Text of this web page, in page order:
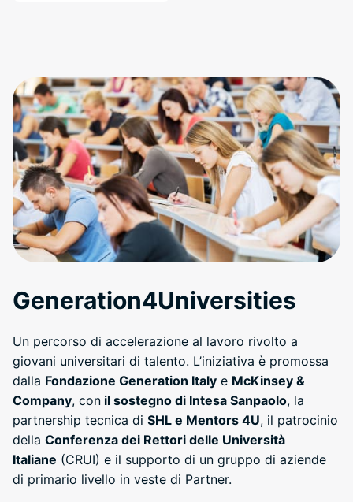
Generation4Universities
Un percorso di accelerazione al lavoro rivolto a
giovani universitari di talento. L’iniziativa è promossa
dalla Fondazione Generation Italy e McKinsey &
Company, con il sostegno di Intesa Sanpaolo, la
partnership tecnica di SHL e Mentors 4U, il patrocinio
della Conferenza dei Rettori delle Università
Italiane (CRUI) e il supporto di un gruppo di aziende
di primario livello in veste di Partner.